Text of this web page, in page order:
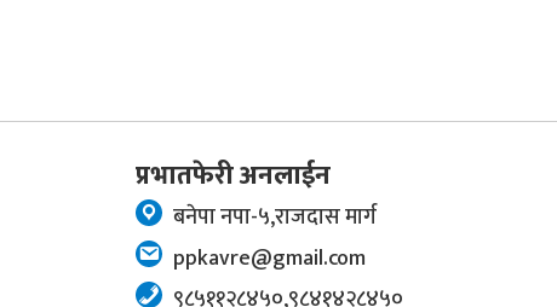
प्रभातफेरी अनलाईन
बनेपा नपा-५,राजदास मार्ग
ppkavre@gmail.com
९८५११२८४५०,९८४१४२८४५०